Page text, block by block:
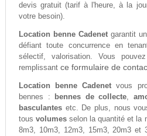
devis gratuit (tarif à l'heure, à la
votre besoin).
Location benne Cadenetgarantit
défiant toute concurrence en
sélectif, valorisation. Vous
remplissant ce formulaire de
Location benne Cadenet vous
bennes :
bennes de collecte,
basculantesetc. De plus, nous
tousvolumes selon la quantité et la
8m3, 10m3, 12m3, 15m3, 20m3 et